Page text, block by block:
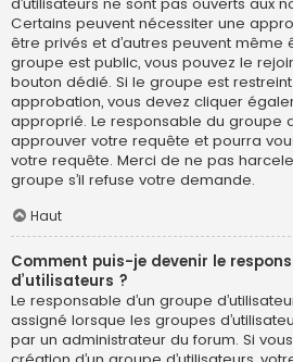
Certains peuvent nécessiter une
être privés et d’autres peuvent même
groupe est public, vous pouvez le
bouton dédié. Si le groupe est
approbation, vous devez cliquer
approprié. Le responsable du groupe
approuver votre requête et pourra
votre requête. Merci de ne pas
groupe s’il refuse votre demande.
Haut
Comment puis-je devenir le
d’utilisateurs ?
Le responsable d’un groupe
assigné lorsque les groupes
par un administrateur du forum. Si